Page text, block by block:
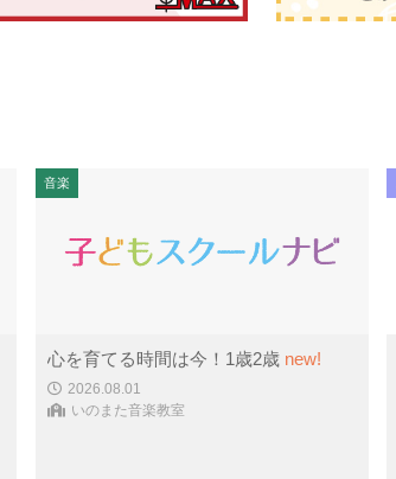
音楽
心を育てる時間は今！1歳2歳 new!
2026.08.01
いのまた音楽教室